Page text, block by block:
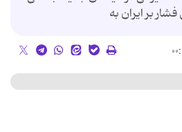
بر ایران به